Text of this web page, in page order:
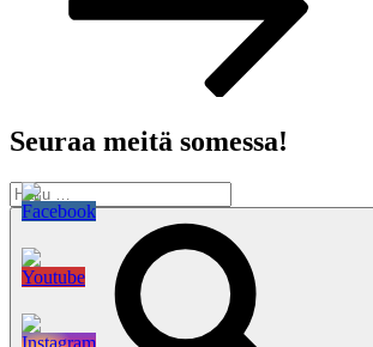
Seuraa meitä somessa!
Etsi: